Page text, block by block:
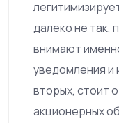
далеко не так,
внимают
уведомления и
вторых, стоит
акционерных